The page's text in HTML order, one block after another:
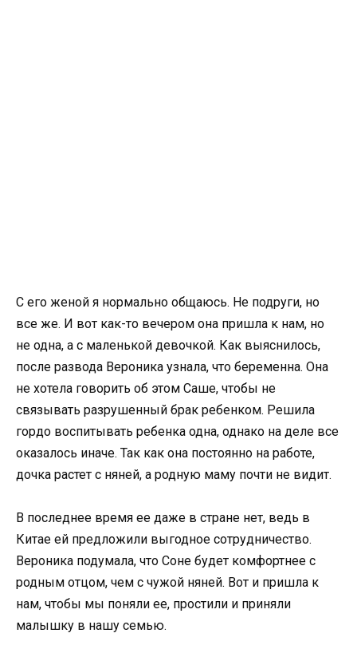
С его женой я нормально общаюсь. Не подруги, но
все же. И вот как-то вечером она пришла к нам, но
не одна, а с маленькой девочкой. Как выяснилось,
после развода Вероника узнала, что беременна. Она
не хотела говорить об этом Саше, чтобы не
связывать разрушенный брак ребенком. Решила
гордо воспитывать ребенка одна, однако на деле все
оказалось иначе. Так как она постоянно на работе,
дочка растет с няней, а родную маму почти не видит.
В последнее время ее даже в стране нет, ведь в
Китае ей предложили выгодное сотрудничество.
Вероника подумала, что Соне будет комфортнее с
родным отцом, чем с чужой няней. Вот и пришла к
нам, чтобы мы поняли ее, простили и приняли
малышку в нашу семью.